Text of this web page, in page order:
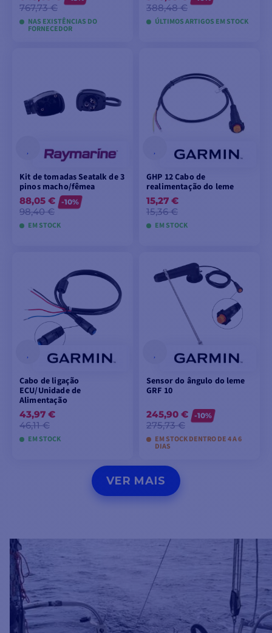
767,73 €
NAS EXISTÊNCIAS DO
FORNECEDOR
388,48 €
ÚLTIMOS ARTIGOS EM STOCK
CARRINHO
Kit de tomadas Seatalk de 3
pinos macho/fêmea
88,05 €
98,40 €
-10%
EM STOCK
ADICIONAR AO
CARRINHO
GHP 12 Cabo de
realimentação do leme
15,27 €
15,36 €
EM STOCK
ADICIONAR AO
CARRINHO
Cabo de ligação
ECU/Unidade de
Alimentação
43,97 €
46,11 €
EM STOCK
ADICIONAR AO
CARRINHO
Sensor do ângulo do leme
GRF 10
245,90 €
275,73 €
-10%
EM STOCK DENTRO DE 4 A 6
DIAS
ADICIONAR AO
CARRINHO
VER MAIS